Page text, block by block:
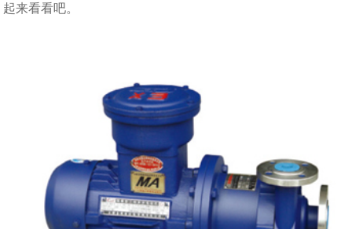
起来看看吧。